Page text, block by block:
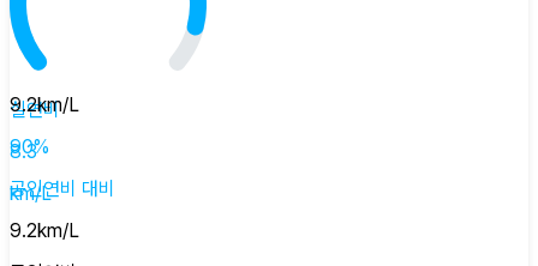
실연비
8.3
km/L
9.2km/L
90%
공인연비 대비
9.2km/L